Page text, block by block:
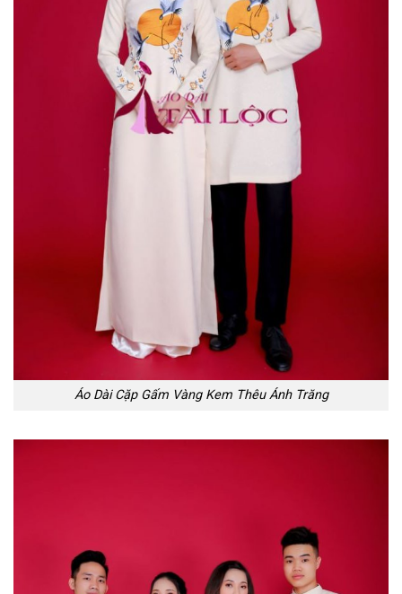
Áo Dài Cặp Gấm Vàng Kem Thêu Ánh Trăng